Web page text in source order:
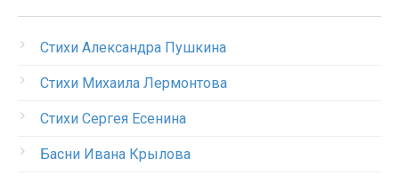
Стихи Александра Пушкина
Стихи Михаила Лермонтова
Стихи Сергея Есенина
Басни Ивана Крылова